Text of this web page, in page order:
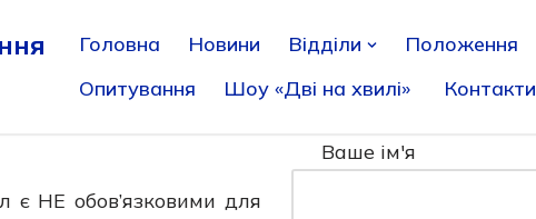
Головна Новини Відділи Положення
Опитування
Шоу «Дві на хвилі» Контакти
є НЕ обов’язковими для
Ваше ім'я